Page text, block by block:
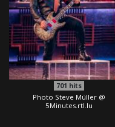
701 hits
Photo Steve Müller @
5Minutes.rtl.lu